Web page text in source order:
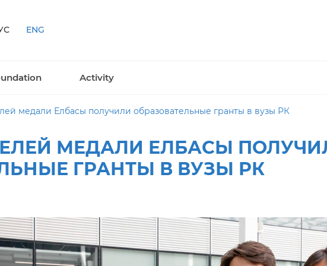
ENG
Activity
медали Елбасы получили образовательные гранты в вузы РК
МЕДАЛИ ЕЛБАСЫ
ГРАНТЫ В ВУЗЫ РК